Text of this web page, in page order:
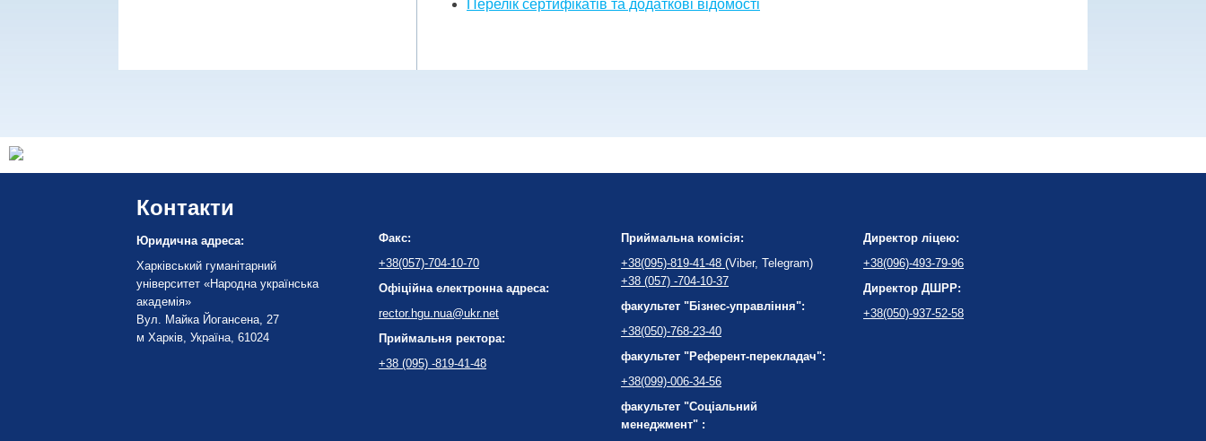
Перелік сертифікатів та додаткові відомості
Контакти
Юридична адреса:
Харківський гуманітарний
університет «Народна українська
академія»
Вул. Майка Йогансена, 27
м Харків, Україна, 61024
Факс:
+38(057)-704-10-70
Офіційна електронна адреса:
rector.hgu.nua@ukr.net
Приймальня ректора:
+38 (095) -819-41-48
Приймальна комісія:
+38(095)-819-41-48 (Viber, Telegram)
+38 (057) -704-10-37
факультет "Бізнес-управління":
+38(050)-768-23-40
факультет "Референт-перекладач":
+38(099)-006-34-56
факультет "Соціальний
менеджмент" :
Директор ліцею:
+38(096)-493-79-96
Директор ДШРР:
+38(050)-937-52-58